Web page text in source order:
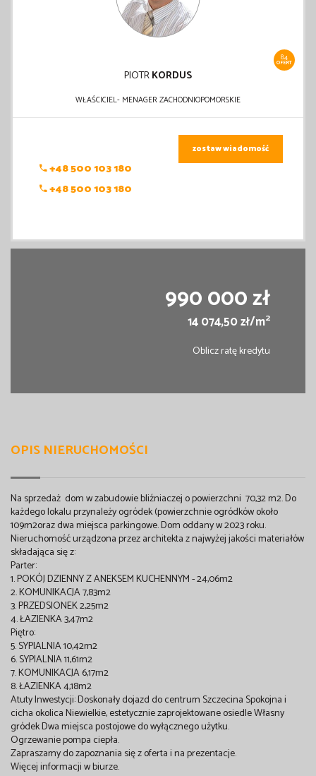
84
OFERT
PIOTRKORDUS
WŁAŚCICIEL- MENAGER ZACHODNIOPOMORSKIE
+48 500 103 180
+48 500 103 180
zostaw wiadomość
990 000 zł
14 074,50 zł/m2
Oblicz ratę kredytu
OPIS NIERUCHOMOŚCI
Na sprzedaż dom w zabudowie bliźniaczej o powierzchni 70,32 m2. Do
każdego lokalu przynależy ogródek (powierzchnie ogródków około
109m2oraz dwa miejsca parkingowe. Dom oddany w 2023 roku.
Nieruchomość urządzona przez architekta z najwyżej jakości materiałów
składająca się z:
Parter:
1. POKÓJ DZIENNY Z ANEKSEM KUCHENNYM - 24,06m2
2. KOMUNIKACJA 7,83m2
3. PRZEDSIONEK 2,25m2
4. ŁAZIENKA 3,47m2
Piętro:
5. SYPIALNIA 10,42m2
6. SYPIALNIA 11,61m2
7. KOMUNIKACJA 6,17m2
8. ŁAZIENKA 4,18m2
Atuty Inwestycji: Doskonały dojazd do centrum Szczecina Spokojna i
cicha okolica Niewielkie, estetycznie zaprojektowane osiedle Własny
gródek Dwa miejsca postojowe do wyłącznego użytku.
Ogrzewanie pompa ciepła.
Zapraszamy do zapoznania się z oferta i na prezentacje.
Więcej informacji w biurze.